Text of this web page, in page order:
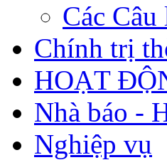
Các Câu
Chính trị
HOẠT
Nhà báo -
Nghiệp vụ